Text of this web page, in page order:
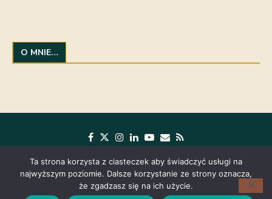
O MNIE…
Ta strona korzysta z ciasteczek aby świadczyć usługi na
najwyższym poziomie. Dalsze korzystanie ze strony oznacza,
że zgadzasz się na ich użycie.